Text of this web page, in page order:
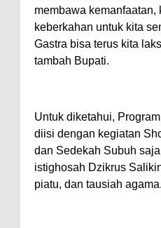
membawa kemanfaatan,
keberkahan untuk kita
Gastra bisa terus kita
tambah Bupati.
Untuk diketahui,
diisi dengan kegiatan
dan Sedekah Subuh
istighosah Dzikrus
piatu, dan tausiah agama.